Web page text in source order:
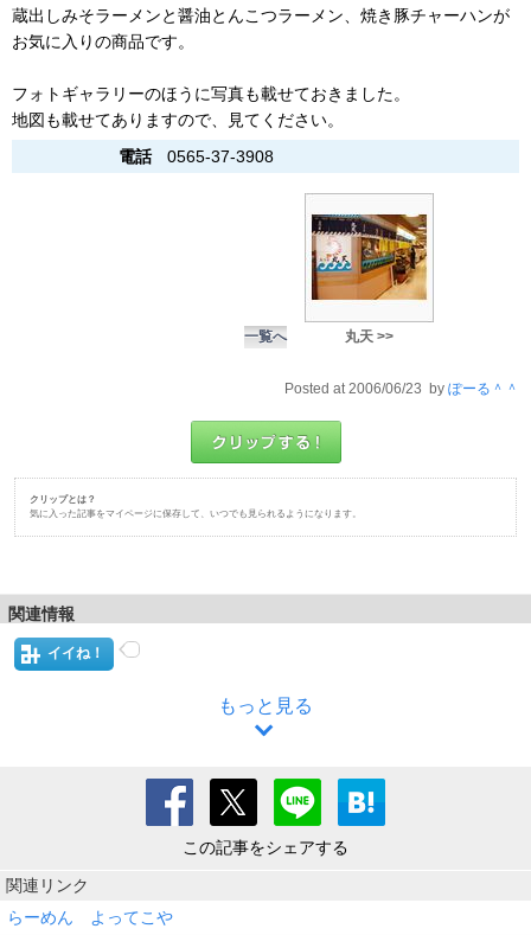
蔵出しみそラーメンと醤油とんこつラーメン、焼き豚チャーハンが
お気に入りの商品です。
フォトギャラリーのほうに写真も載せておきました。
地図も載せてありますので、見てください。
電話
0565-37-3908
一覧へ 丸天 >>
Posted at 2006/06/23 by ぽーる＾＾
クリップとは？
気に入った記事をマイページに保存して、いつでも見られるようになります。
関連情報
イイね！
もっと見る
この記事をシェアする
関連リンク
らーめん よってこや